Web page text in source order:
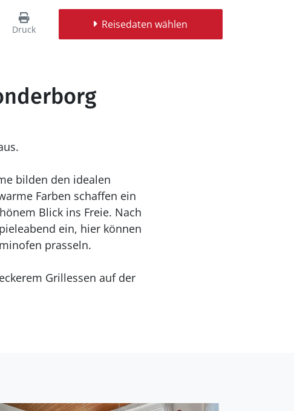
Druck Reisedaten wählen
bilden den idealen
Farben schaffen ein
Blick ins Freie. Nach
ein, hier können
prasseln.
Grillessen auf der
in unmittelbarer
und Fahrrad fahren